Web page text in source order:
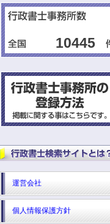
10445
運営会社
個人情報保護方針